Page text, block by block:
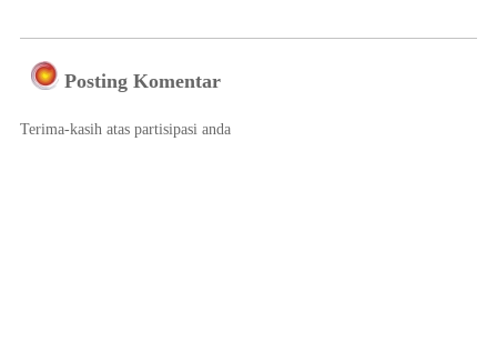
Posting Komentar
Terima-kasih atas partisipasi anda